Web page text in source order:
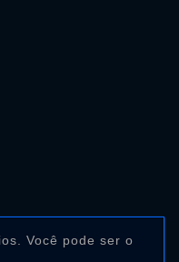
Você pode ser o